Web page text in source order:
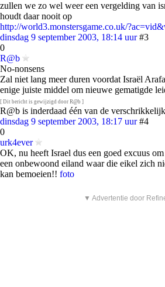
zullen we zo wel weer een vergelding van
houdt daar nooit op
http://world3.monstersgame.co.uk/
dinsdag 9 september 2003, 18:14 uur #3
0
R@b
No-nonsens
Zal niet lang meer duren voordat Israël
enige juiste middel om nieuwe gematigde
[ Dit bericht is gewijzigd door R@b ]
R@b is inderdaad één van de
dinsdag 9 september 2003, 18:17 uur #4
0
urk4ever
OK, nu heeft Israel dus een goed excuus
een onbewoond eiland waar die eikel zich
kan bemoeien!! foto
▼ Advertentie door